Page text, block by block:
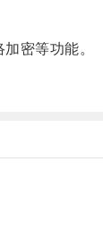
密等功能。